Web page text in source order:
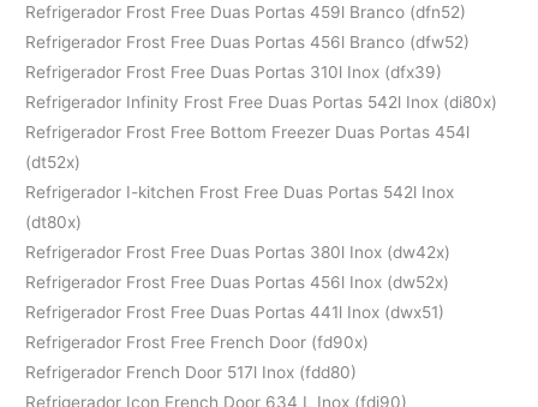
Refrigerador Frost Free Duas Portas 459l Branco (dfn52)
Refrigerador Frost Free Duas Portas 456l Branco (dfw52)
Refrigerador Frost Free Duas Portas 310l Inox (dfx39)
Refrigerador Infinity Frost Free Duas Portas 542l Inox (di80x)
Refrigerador Frost Free Bottom Freezer Duas Portas 454l
(dt52x)
Refrigerador I-kitchen Frost Free Duas Portas 542l Inox
(dt80x)
Refrigerador Frost Free Duas Portas 380l Inox (dw42x)
Refrigerador Frost Free Duas Portas 456l Inox (dw52x)
Refrigerador Frost Free Duas Portas 441l Inox (dwx51)
Refrigerador Frost Free French Door (fd90x)
Refrigerador French Door 517l Inox (fdd80)
Refrigerador Icon French Door 634 L Inox (fdi90)